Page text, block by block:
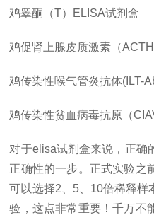
鸡睾酮（T） ELISA试剂盒
鸡促肾上腺皮质激素（ACTH
鸡传染性喉气管炎抗体(ILT-
鸡传染性贫血病毒抗原（
对于elisa试剂盒来说，正确
正确性的一步。正式实验之
可以选择2 5、 10倍稀释样
验，这点非常重要！千万不